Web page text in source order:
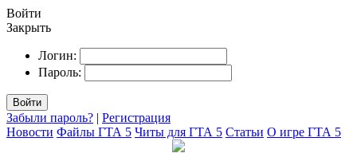
Войти
Закрыть
Логин:
Пароль:
Войти
Забыли пароль? | Регистрация
Новости Файлы ГТА 5 Читы для ГТА 5 Статьи О игре ГТА 5